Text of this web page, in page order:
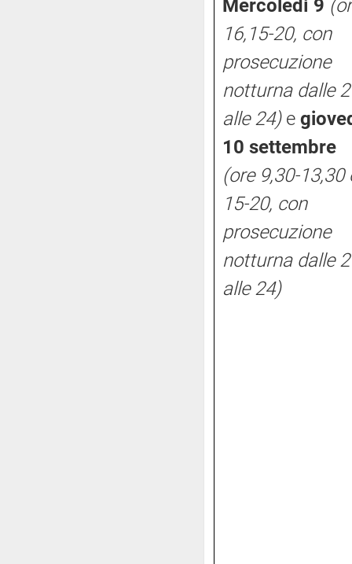
Mercoledì 9
16,15-20, con
prosecuzione
notturna dalle
alle 24) e
10 settembre
(ore 9,30-13,30
15-20, con
prosecuzione
notturna dalle
alle 24)